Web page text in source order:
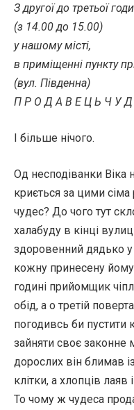
З другої до третьої
(з 14.00 до 15.00)
у нашому місті,
в приміщенні пункту
(вул. Південна)
П Р О Д А В Е Ц Ь Ч У Д
І більше нічого.
Од несподіванки Віка
криється за цими
чудес? До чого тут
халабуду в кінці
здоровенний дядько у
кожну принесену
годині прийомщик
обід, а о третій
погодивсь би пустити
зайняти своє законне
дорослих він блимав
клітки, а хлопців
То чому ж чудеса